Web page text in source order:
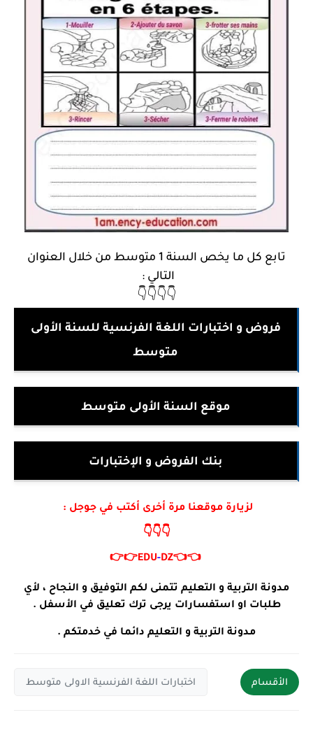
تابع كل ما يخص السنة 1 متوسط من خلال العنوان
التالي :
👇👇👇👇
فروض و اختبارات اللغة الفرنسية للسنة الأولى
متوسط
موقع السنة الأولى متوسط
بنك الفروض و الإختبارات
لزيارة موقعنا مرة أخرى أكتب في جوجل :
👇👇👇
👈👈
EDU-DZ
👉👉
مدونة التربية و التعليم تتمنى لكم التوفيق و النجاح ، لأي
طلبات او استفسارات يرجى ترك تعليق في الأسفل .
مدونة التربية و التعليم دائما في خدمتكم .
الأقسام اختبارات اللغة الفرنسية الاولى متوسط